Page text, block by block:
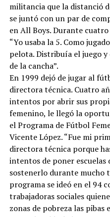
militancia que la distanció
se juntó con un par de
en All Boys. Durante
“Yo usaba la 5. Como
pelota. Distribuía el juego
de la cancha”.
En 1999 dejó de jugar al
directora técnica. Cuatro
intentos por abrir sus
femenino, le llegó la
el Programa de Fútbol
Vicente López. “Fue mi
directora técnica porque
intentos de poner
sostenerlo durante mucho
programa se ideó en el 94
trabajadoras sociales
zonas de pobreza las